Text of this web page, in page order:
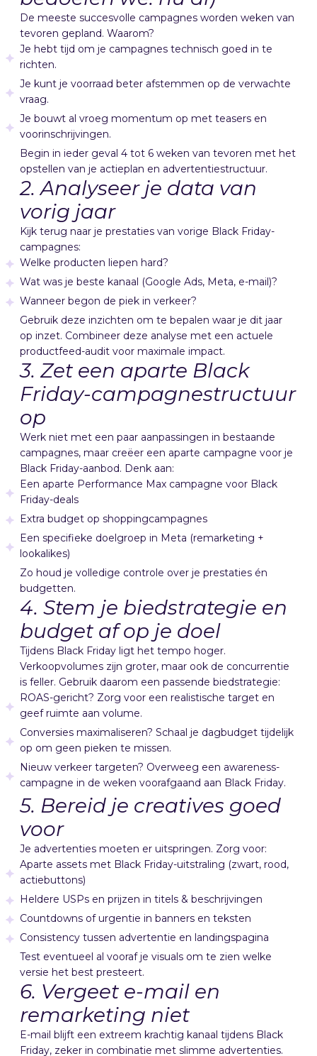
De meeste succesvolle campagnes worden weken van
tevoren gepland. Waarom?
Je hebt tijd om je campagnes technisch goed in te
richten.
Je kunt je voorraad beter afstemmen op de verwachte
vraag.
Je bouwt al vroeg momentum op met teasers en
voorinschrijvingen.
Begin in ieder geval 4 tot 6 weken van tevoren met het
opstellen van je actieplan en advertentiestructuur.
2. Analyseer je data van
vorig jaar
Kijk terug naar je prestaties van vorige Black Friday-
campagnes:
Welke producten liepen hard?
Wat was je beste kanaal (Google Ads, Meta, e-mail)?
Wanneer begon de piek in verkeer?
Gebruik deze inzichten om te bepalen waar je dit jaar
op inzet. Combineer deze analyse met een actuele
productfeed-audit voor maximale impact.
3. Zet een aparte Black
Friday-campagnestructuur
op
Werk niet met een paar aanpassingen in bestaande
campagnes, maar creëer een aparte campagne voor je
Black Friday-aanbod. Denk aan:
Een aparte Performance Max campagne voor Black
Friday-deals
Extra budget op shoppingcampagnes
Een specifieke doelgroep in Meta (remarketing +
lookalikes)
Zo houd je volledige controle over je prestaties én
budgetten.
4. Stem je biedstrategie en
budget af op je doel
Tijdens Black Friday ligt het tempo hoger.
Verkoopvolumes zijn groter, maar ook de concurrentie
is feller. Gebruik daarom een passende biedstrategie:
ROAS-gericht? Zorg voor een realistische target en
geef ruimte aan volume.
Conversies maximaliseren? Schaal je dagbudget tijdelijk
op om geen pieken te missen.
Nieuw verkeer targeten? Overweeg een awareness-
campagne in de weken voorafgaand aan Black Friday.
5. Bereid je creatives goed
voor
Je advertenties moeten er uitspringen. Zorg voor:
Aparte assets met Black Friday-uitstraling (zwart, rood,
actiebuttons)
Heldere USPs en prijzen in titels & beschrijvingen
Countdowns of urgentie in banners en teksten
Consistency tussen advertentie en landingspagina
Test eventueel al vooraf je visuals om te zien welke
versie het best presteert.
6. Vergeet e-mail en
remarketing niet
E-mail blijft een extreem krachtig kanaal tijdens Black
Friday, zeker in combinatie met slimme advertenties.